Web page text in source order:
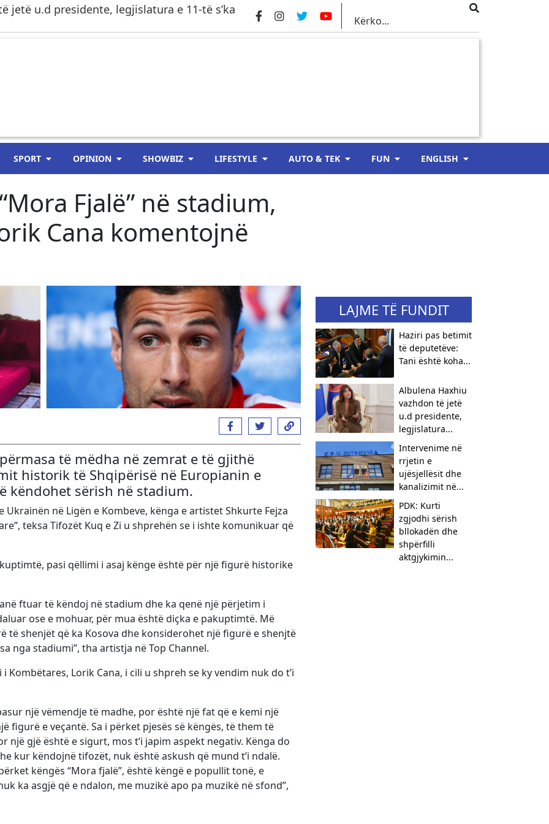
jetë u.d presidente, legjislatura e 11-të s’ka
SPORT OPINION SHOWBIZ LIFESTYLE AUTO & TEK FUN ENGLISH
Fjalë” në stadium,
Cana komentojnë
të mëdha në zemrat e të gjithë
historik të Shqipërisë në Europianin e
këndohet sërish në stadium.
në Ligën e Kombeve, kënga e artistet Shkurte Fejza
teksa Tifozët Kuq e Zi u shprehën se i ishte komunikuar që
pasi qëllimi i asaj kënge është për një figurë historike
ftuar të këndoj në stadium dhe ka qenë një përjetim i
ose e mohuar, për mua është diçka e pakuptimtë. Më
të shenjët që ka Kosova dhe konsiderohet një figurë e shenjtë
nga stadiumi”, tha artistja në Top Channel.
Lorik Cana, i cili u shpreh se ky vendim nuk do t’i
një vëmendje të madhe, por është një fat që e kemi një
figurë e veçantë. Sa i përket pjesës së këngës, të them të
gjë është e sigurt, mos t’i japim aspekt negativ. Kënga do
kur këndojnë tifozët, nuk është askush që mund t’i ndalë.
këngës “Mora fjalë”, është këngë e popullit tonë, e
ka asgjë që e ndalon, me muzikë apo pa muzikë në sfond”,
LAJME TË FUNDIT
Haziri pas betimit
të deputetëve:
Tani është koha...
Albulena Haxhiu
vazhdon të jetë
u.d presidente,
legjislatura...
Intervenime në
rrjetin e
ujësjellësit dhe
kanalizimit në...
PDK: Kurti
zgjodhi sërish
bllokadën dhe
shpërfilli
aktgjykimin...